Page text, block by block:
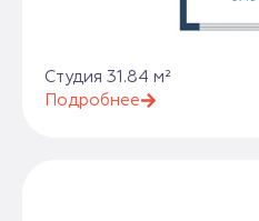
Студия 31.84 м²
Подробнее